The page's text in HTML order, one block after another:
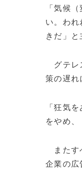
「気候
い。わ
きだ」と
グテレ
策の遅れ
「狂気
をやめ
またす
企業の広